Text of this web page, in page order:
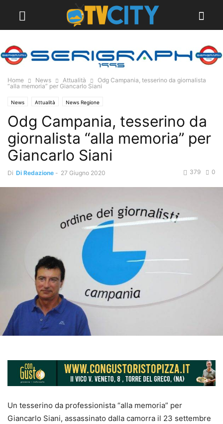
Home News Attualità
Odg Campania, tesserino da giornalista
“alla memoria” per Giancarlo Siani
News Attualità News Regione
Odg Campania, tesserino da
giornalista “alla memoria” per
Giancarlo Siani
Di Di Redazione - 27 Giugno 2020 0
379
Un tesserino da professionista “alla memoria” per
Giancarlo Siani, assassinato dalla camorra il 23 settembre